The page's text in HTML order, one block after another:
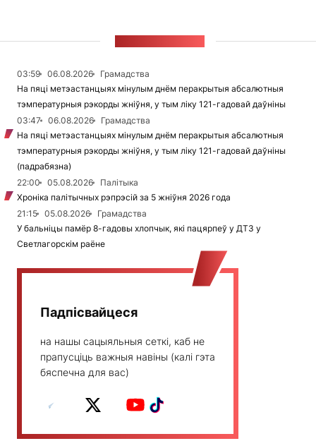
03:59 06.08.2026
Грамадства
На пяці метэастанцыях мінулым днём перакрытыя абсалютныя
тэмпературныя рэкорды жніўня, у тым ліку 121-гадовай даўніны
03:47
06.08.2026
Грамадства
На пяці метэастанцыях мінулым днём перакрытыя абсалютныя
тэмпературныя рэкорды жніўня, у тым ліку 121-гадовай даўніны
(падрабязна)
22:00
05.08.2026
Палітыка
Хроніка палітычных рэпрэсій за 5 жніўня 2026 года
21:15
05.08.2026
Грамадства
У бальніцы памёр 8-гадовы хлопчык, які пацярпеў у ДТЗ у
Светлагорскім раёне
Падпісвайцеся
на нашы сацыяльныя сеткі, каб не
прапусціць важныя навіны (калі гэта
бяспечна для вас)